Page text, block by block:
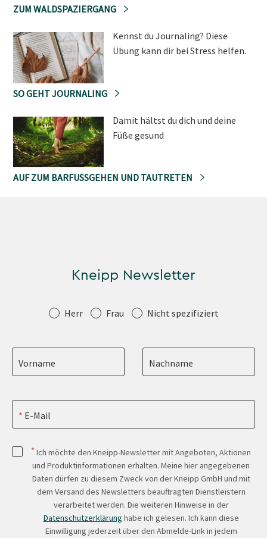
ZUM WALDSPAZIERGANG
Kennst du Journaling? Diese
Übung kann dir bei Stress helfen.
SO GEHT JOURNALING
Damit hältst du dich und deine
Füße gesund
AUF ZUM BARFUSSGEHEN UND TAUTRETEN
Kneipp Newsletter
Anrede Herr Frau Nicht spezifiziert
Vorname Nachname
E-Mail
* Ich möchte den Kneipp-Newsletter mit Angeboten, Aktionen
und Produktinformationen erhalten. Meine hier angegebenen
Daten dürfen zu diesem Zweck von der Kneipp GmbH und mit
dem Versand des Newsletters beauftragten Dienstleistern
verarbeitet werden. Die weiteren Hinweise in der
Datenschutzerklärung habe ich gelesen. Ich kann diese
Einwilligung jederzeit über den Abmelde-Link in jedem